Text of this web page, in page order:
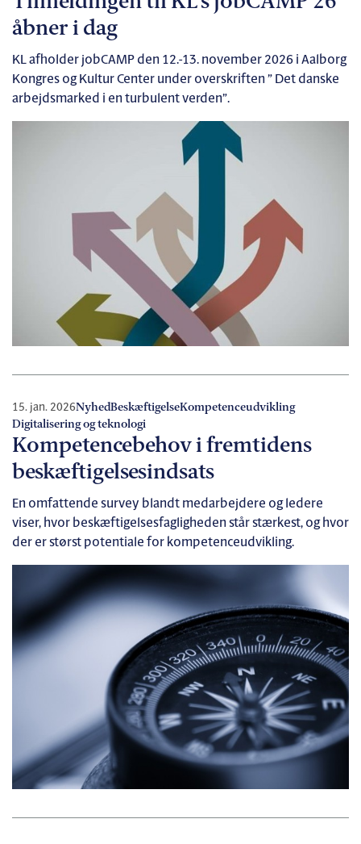
åbner i dag
KL afholder jobCAMP den 12.-13. november 2026 i Aalborg
Kongres og Kultur Center under overskriften ” Det danske
arbejdsmarked i en turbulent verden”.
15. jan. 2026NyhedBeskæftigelseKompetenceudvikling
Digitalisering og teknologi
Kompetencebehov i fremtidens
beskæftigelsesindsats
En omfattende survey blandt medarbejdere og ledere
viser, hvor beskæftigelsesfagligheden står stærkest, og hvor
der er størst potentiale for kompetenceudvikling.